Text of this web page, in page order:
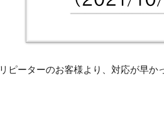
リピーターのお客様より、対応が早か